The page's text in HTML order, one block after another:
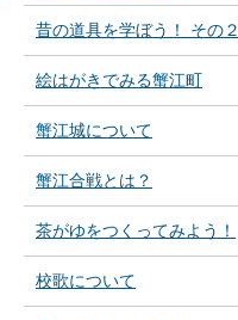
昔の道具を学ぼう！ その２
絵はがきでみる蟹江町
蟹江城について
蟹江合戦とは？
茶がゆをつくってみよう！
校歌について